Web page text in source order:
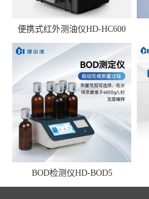
便携式红外测油仪HD-HC600
BOD检测仪HD-BOD5